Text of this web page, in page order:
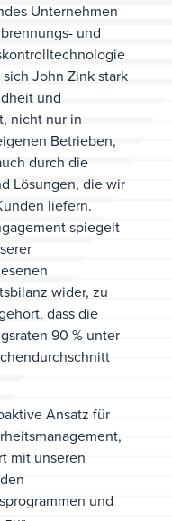
Unternehmen
und
John Zink stark
und
nicht nur in
Betrieben,
durch die
Lösungen, die wir
liefern.
spiegelt
wider, zu
dass die
90 % unter
Ansatz für
mit unseren
und